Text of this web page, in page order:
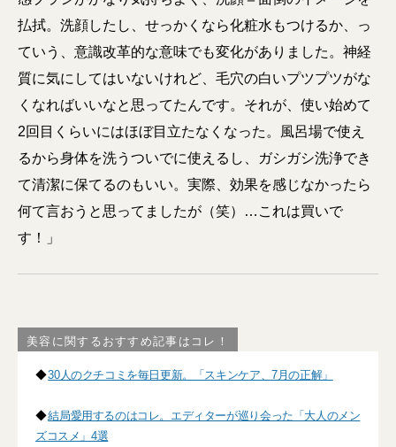
払拭。洗顔したし、せっかくなら化粧水もつけるか、っ
ていう、意識改革的な意味でも変化がありました。神経
質に気にしてはいないけれど、毛穴の白いプツプツがな
くなればいいなと思ってたんです。それが、使い始めて
2回目くらいにはほぼ目立たなくなった。風呂場で使え
るから身体を洗うついでに使えるし、ガシガシ洗浄でき
て清潔に保てるのもいい。実際、効果を感じなかったら
何て言おうと思ってましたが（笑）…これは買いで
す！」
美容に関するおすすめ記事はコレ！
◆30人のクチコミを毎日更新。「スキンケア、7月の正解」
◆結局愛用するのはコレ。エディターが巡り会った「大人のメン
ズコスメ」4選